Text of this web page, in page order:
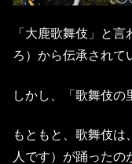
「大鹿歌舞伎」と
ろ）から伝承されて
しかし、「歌舞伎の
もともと、歌舞伎は
人です）が踊ったの